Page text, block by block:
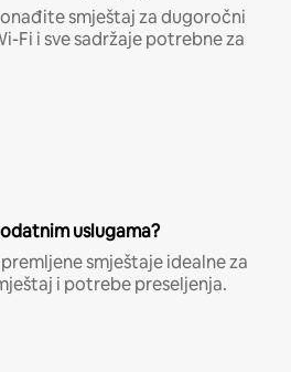
smještaj za dugoročni
Fi i sve sadržaje potrebne za
uslugama?
smještaje idealne za
i potrebe preseljenja.